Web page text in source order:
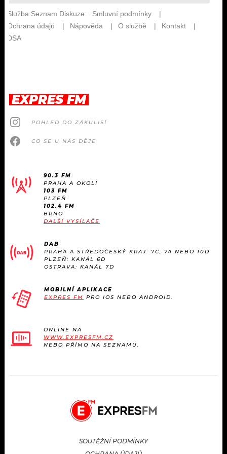
EXPRES FM
POHLED DO ZÁKULISÍ
CO SE U NÁS DĚJE
90.3 FM
PRAHA A OKOLÍ
103 FM
PLZEŇ
102.4 FM
BRNO
DALŠÍ VYSÍLAČE
DAB
PRAHA A STŘEDOČESKÝ KRAJ: 7C, 7A NEBO 10D
PLZEŇ: KANÁL 6D
OSTRAVA: KANÁL 7D
MOBILNÍ APLIKACE
EXPRES FM PRO IOS NEBO ANDROID.
ONLINE NA
WWW.EXPRESFM.CZ
NEBO PŘÍMO NA SEZNAMU.
SOUTĚŽNÍ PODMÍNKY